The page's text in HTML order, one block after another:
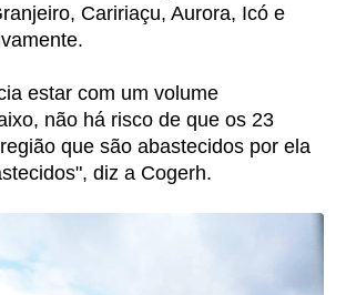
Caririaçu, Aurora, Icó e
estar com um volume
não há risco de que os 23
que são abastecidos por ela
diz a Cogerh.